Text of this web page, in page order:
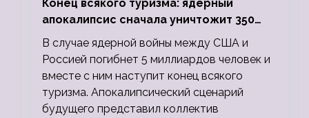
Конец всякого туризма: ядерный
апокалипсис сначала уничтожит 350
миллионов, а потом 5 миллиардов
людей
В случае ядерной войны между США и
Россией погибнет 5 миллиардов человек и
вместе с ним наступит конец всякого
туризма. Апокалипсический сценарий
будущего представил коллектив